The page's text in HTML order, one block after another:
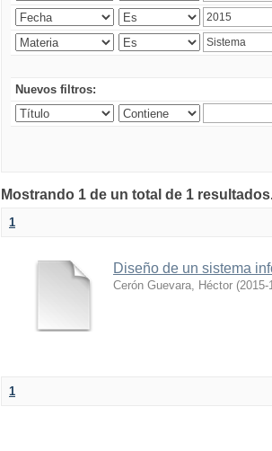
Nuevos filtros:
Mostrando 1 de un total de 1
1
Diseño de un sistema
Cerón Guevara, Héctor (2015-
1